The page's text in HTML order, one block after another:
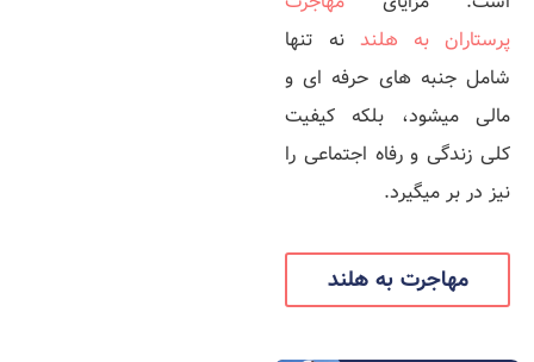
پرستاران به هلند نه تنها
شامل جنبه‌ های حرفه‌ ای و
مالی میشود، بلکه کیفیت
کلی زندگی و رفاه اجتماعی را
نیز در بر میگیرد.
مهاجرت به هلند